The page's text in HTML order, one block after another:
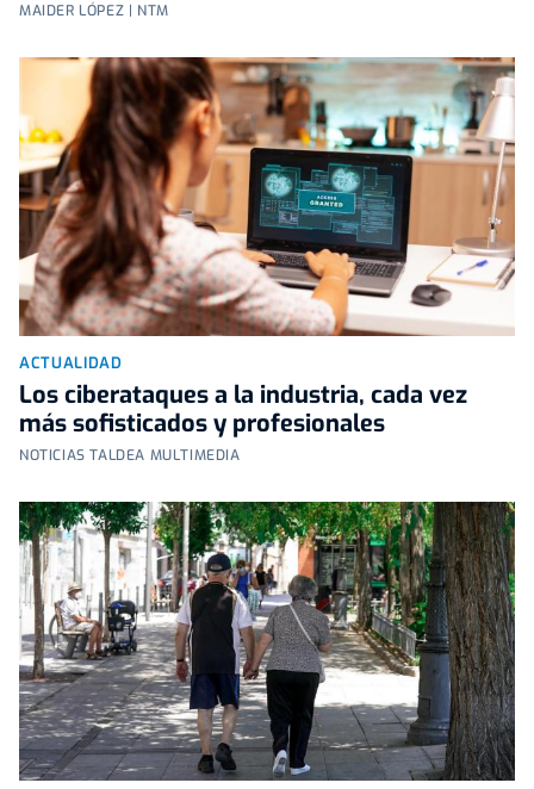
MAIDER LÓPEZ | NTM
ACTUALIDAD
Los ciberataques a la industria, cada vez
más sofisticados y profesionales
NOTICIAS TALDEA MULTIMEDIA